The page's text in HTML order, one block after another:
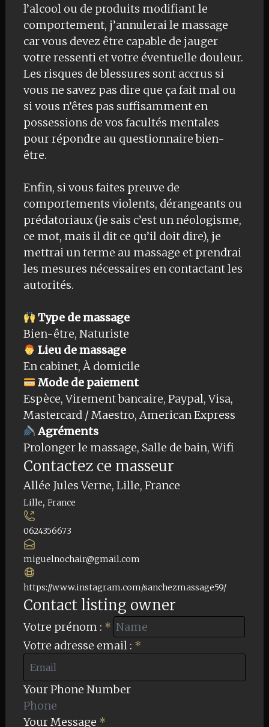
l’alcool ou de produits modifiant le
comportement, j’annulerai le massage
car vous devez être capable de jauger
votre ressenti et votre éventuelle douleur.
Les risques de blessures sont accrus si
vous ne savez pas dire que ça fait mal ou
si vous n’êtes pas suffisamment en
possessions de vos facultés mentales
pour répondre au questionnaire bien-
être.
Enfin, si vous faites preuve de
comportements violents, dérangeants ou
prédatoriaux (je sais c’est un néologisme,
ce mot, mais il dit ce qu’il doit dire), je
mettrai un terme au massage et prendrai
les mesures nécessaires en contactant les
autorités.
Type de massage
Bien-être, Naturiste
Lieu de massage
En cabinet, À domicile
Mode de paiement
Espèce, Virement bancaire, Paypal, Visa,
Mastercard / Maestro, American Express
Agréments
Prolonger le massage, Salle de bain, Wifi
Contactez ce masseur
+
−
Leaflet| ©OpenStreetMap
Allée Jules Verne, Lille, France
Lille, France
0624356673
miguelnochair@gmail.com
https://www.instagram.com/sanchezmassage59/
Contact listing owner
Votre prénom : *
Votre adresse email : *
Your Phone Number
Your Message *